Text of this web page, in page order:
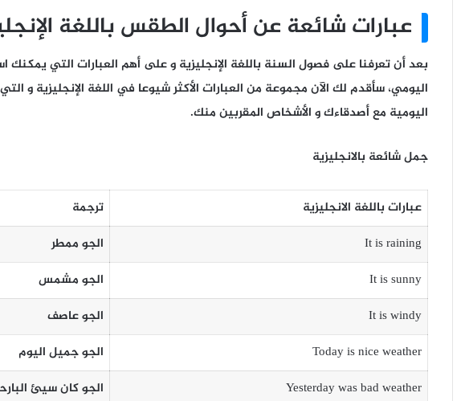
عبارات شائعة عن أحوال الطقس باللغة
بعد أن تعرفنا على فصول السنة باللغة الإنجليزية و على أهم العبارات التي
اليومي، سأقدم لك الآن مجموعة من العبارات الأكثر شيوعا في اللغة الإنجليزية و
اليومية مع أصدقاءك و الأشخاص المقربين منك.
جمل شائعة بالانجليزية
عبارات باللغة الانجليزية
ترجمة
It is raining
الجو ممطر
It is sunny
الجو مشمس
It is windy
الجو عاصف
Today is nice weather
الجو جميل اليوم
Yesterday was bad weather
الجو كان سيئ